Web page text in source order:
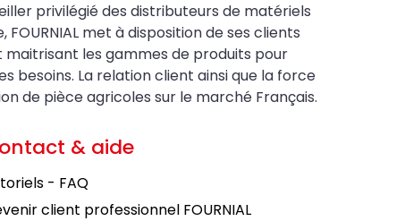
privilégié des distributeurs de matériels
met à disposition de ses clients
les gammes de produits pour
besoins. La relation client ainsi que la force
de pièce agricoles sur le marché Français.
& aide
- FAQ
client professionnel FOURNIAL